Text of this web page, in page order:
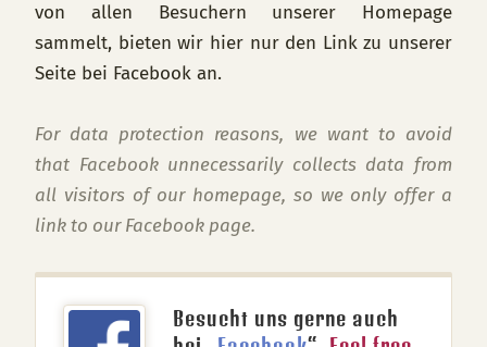
von allen Besuchern unserer Homepage
sammelt, bieten wir hier nur den Link zu unserer
Seite bei Facebook an.
For data protection reasons, we want to avoid
that Facebook unnecessarily collects data from
all visitors of our homepage, so we only offer a
link to our Facebook page.
Besucht uns gerne auch